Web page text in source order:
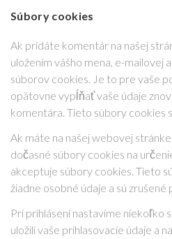
Súbory cookies
Ak pridáte komentár na našej
uložením vášho mena, e-mailovej
súborov cookies. Je to pre vaše
opätovne vypĺňať vaše údaje
komentára. Tieto súbory cookies
Ak máte na našej webovej
dočasné súbory cookies na
akceptuje súbory cookies. Tieto
žiadne osobné údaje a sú
Pri prihlásení nastavíme niekoľko
uložili vaše prihlasovacie údaje a